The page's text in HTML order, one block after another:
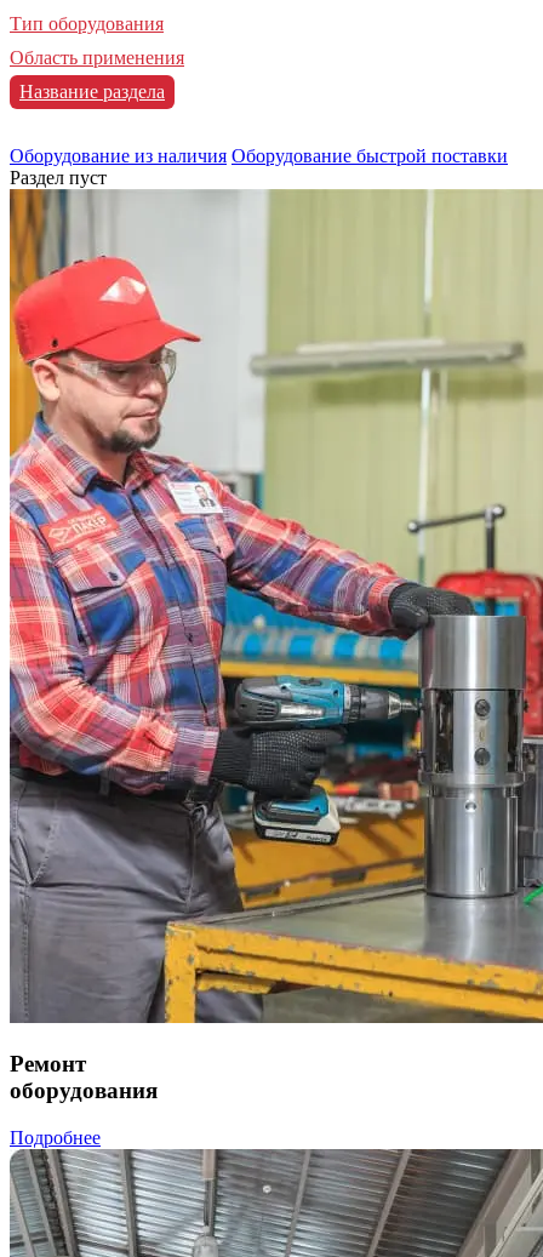
Тип оборудования
Область применения
Название раздела
Оборудование из наличия Оборудование быстрой поставки
Раздел пуст
Ремонт
оборудования
Подробнее